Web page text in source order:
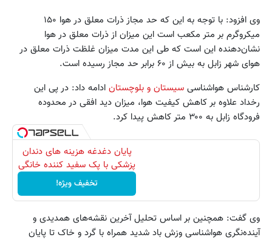
وی افزود: با توجه به این که حد مجاز ذرات معلق در هوا ۱۵۰
میکروگرم بر متر مکعب است این میزان از ذرات معلق در هوا
نشان‌دهنده این است که طی این مدت میزان غلظت ذرات معلق در
هوای شهر زابل به بیش از ۶۰ برابر حد مجاز رسیده است.
کارشناس هواشناسی سیستان و بلوچستان ادامه داد: در پی این
رخداد علاوه بر کاهش کیفیت هوا، میزان دید افقی در محدوده
فرودگاه زابل به ۳۰۰ متر کاهش پیدا کرد.
پایان دغدغه هزینه های دندان
پزشکی با پک سفید کننده خانگی
تخفیف ویژه!
وی گفت: همچنین بر اساس تحلیل آخرین نقشه‌های همدیدی و
آینده‌نگری هواشناسی وزش باد شدید همراه با گرد و خاک تا پایان